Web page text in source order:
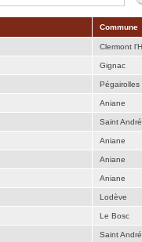
Commune
Clermont
Gignac
Pégairolles
Aniane
Saint
Aniane
Aniane
Aniane
Lodève
Le Bosc
Saint